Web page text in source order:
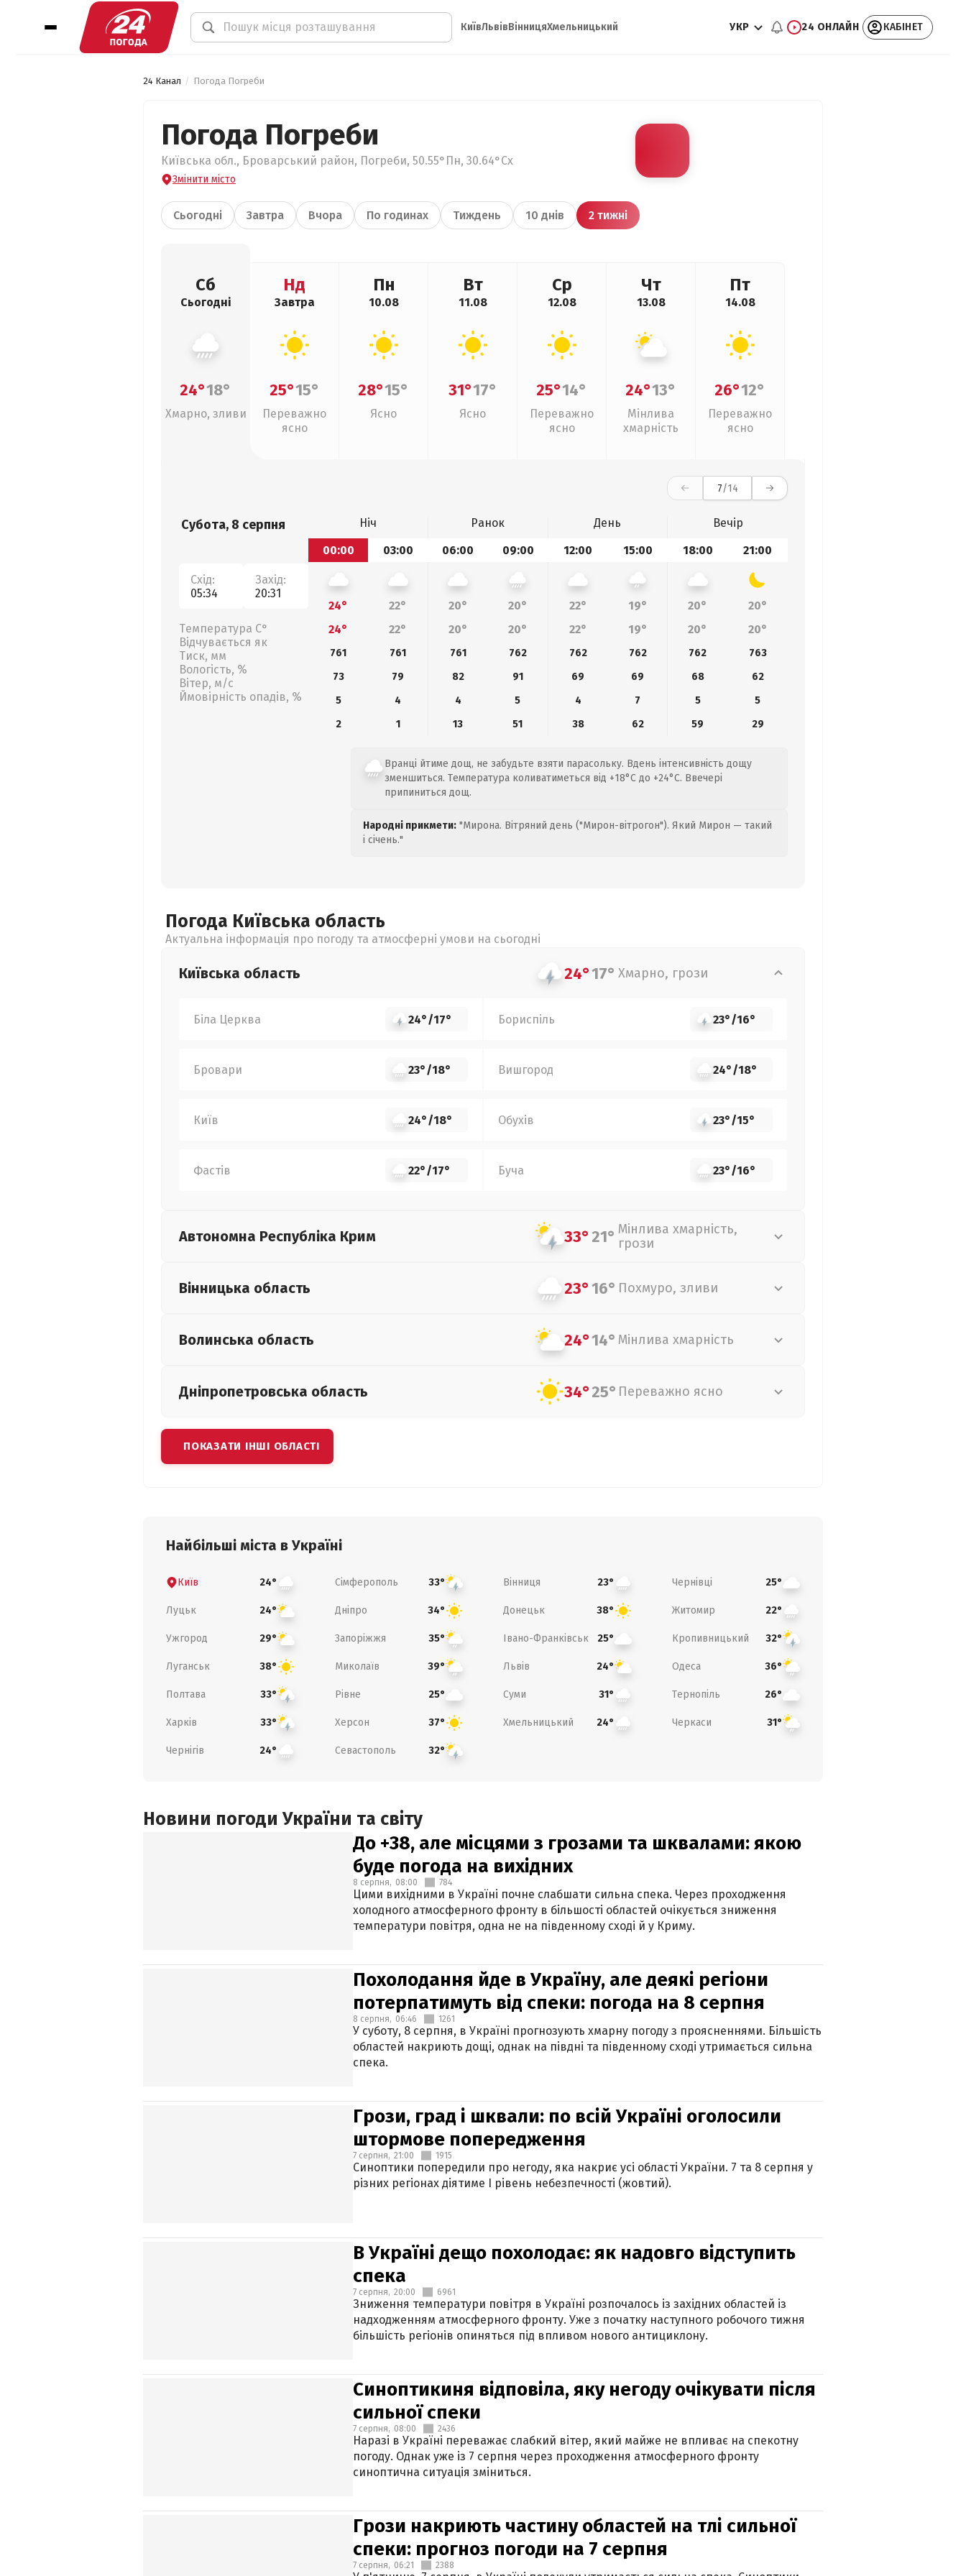
КиївЛьвівВінницяХмельницький УКР 24 ОНЛАЙН КАБІНЕТ
24 Канал Погода Погреби
Погода Погреби
Київська обл., Броварський район, Погреби, 50.55°Пн, 30.64°Сх
Змінити місто
Сьогодні Завтра Вчора По годинах Тиждень 10 днів 2 тижні
Сб
Сьогодні
24°18°
Хмарно, зливи
Нд
Завтра
25°15°
Переважно
ясно
Пн
10.08
28°15°
Ясно
Вт
11.08
31°17°
Ясно
Ср
12.08
25°14°
Переважно
ясно
Чт
13.08
24°13°
Мінлива
хмарність
Пт
14.08
26°12°
Переважно
ясно
7/14
Субота, 8 серпня
Схід:
05:34
Захід:
20:31
Температура С°
Відчувається як
Тиск, мм
Вологість, %
Вітер, м/с
Ймовірність опадів, %
Ніч Ранок День
Вечір
00:00
03:00 06:00 09:00 12:00 15:00 18:00 21:00
24° 22° 20° 20° 22° 19° 20°
20°
24°
22° 20° 20° 22° 19° 20° 20°
761 761 761 762 762 762 762
763
73
79 82 91 69 69 68
62
5
4 4 5 4 7 5
5
2
1 13 51 38 62 59 29
Вранці йтиме дощ, не забудьте взяти парасольку. Вдень інтенсивність дощу
зменшиться. Температура коливатиметься від +18°C до +24°C. Ввечері
припиниться дощ.
Народні прикмети: "Мирона. Вітряний день ("Мирон-вітрогон"). Який Мирон — такий
і січень."
Погода Київська область
Актуальна інформація про погоду та атмосферні умови на сьогодні
Київська область 24°17° Хмарно, грози
Біла Церква 24°/17° Бориспіль 23°/16°
Бровари 23°/18° Вишгород 24°/18°
Київ 24°/18° Обухів 23°/15°
Фастів 22°/17° Буча 23°/16°
Автономна Республіка Крим 33°21° Мінлива хмарність,
грози
Вінницька область 23°16° Похмуро, зливи
Волинська область 24°14° Мінлива хмарність
Дніпропетровська область 34°25° Переважно ясно
ПОКАЗАТИ ІНШІ ОБЛАСТІ
Найбільші міста в Україні
Київ 24° Сімферополь 33° Вінниця 23° Чернівці 25°
Луцьк 24° Дніпро 34° Донецьк 38° Житомир 22°
Ужгород 29° Запоріжжя 35° Івано-Франківськ 25° Кропивницький 32°
Луганськ 38° Миколаїв 39° Львів 24° Одеса 36°
Полтава 33° Рівне 25° Суми 31° Тернопіль 26°
Харків 33° Херсон 37° Хмельницький 24° Черкаси 31°
Чернігів 24° Севастополь 32°
Новини погоди України та світу
До +38, але місцями з грозами та шквалами: якою
буде погода на вихідних
8 серпня, 08:00 784
Цими вихідними в Україні почне слабшати сильна спека. Через проходження
холодного атмосферного фронту в більшості областей очікується зниження
температури повітря, одна не на південному сході й у Криму.
Похолодання йде в Україну, але деякі регіони
потерпатимуть від спеки: погода на 8 серпня
8 серпня, 06:46 1261
У суботу, 8 серпня, в Україні прогнозують хмарну погоду з проясненнями. Більшість
областей накриють дощі, однак на півдні та південному сході утримається сильна
спека.
Грози, град і шквали: по всій Україні оголосили
штормове попередження
7 серпня, 21:00 1915
Синоптики попередили про негоду, яка накриє усі області України. 7 та 8 серпня у
різних регіонах діятиме І рівень небезпечності (жовтий).
В Україні дещо похолодає: як надовго відступить
спека
7 серпня, 20:00 6961
Зниження температури повітря в Україні розпочалось із західних областей із
надходженням атмосферного фронту. Уже з початку наступного робочого тижня
більшість регіонів опиняться під впливом нового антициклону.
Синоптикиня відповіла, яку негоду очікувати після
сильної спеки
7 серпня, 08:00 2436
Наразі в Україні переважає слабкий вітер, який майже не впливає на спекотну
погоду. Однак уже із 7 серпня через проходження атмосферного фронту
синоптична ситуація зміниться.
Грози накриють частину областей на тлі сильної
спеки: прогноз погоди на 7 серпня
7 серпня, 06:21 2388